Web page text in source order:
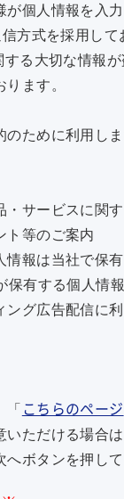
個人情報を入力
式を採用して
る大切な情報
ます。
ために利用し
・サービスに関
ト等のご案内
報は当社で保
保有する個人情
グ広告配信に
「 こちらのページ
ただける場合
ボタンを押して